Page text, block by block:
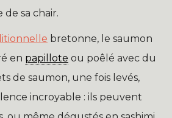
sa chair.
bretonne, le saumon
en papillote ou poêlé avec du
de saumon, une fois levés,
incroyable : ils peuvent